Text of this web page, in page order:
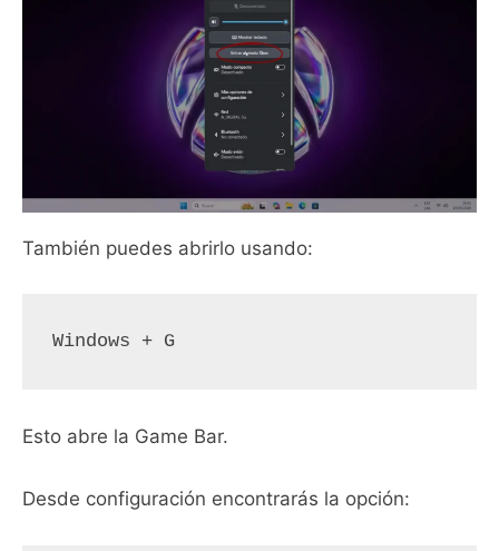
También puedes abrirlo usando:
Windows + G
Esto abre la Game Bar.
Desde configuración encontrarás la opción: